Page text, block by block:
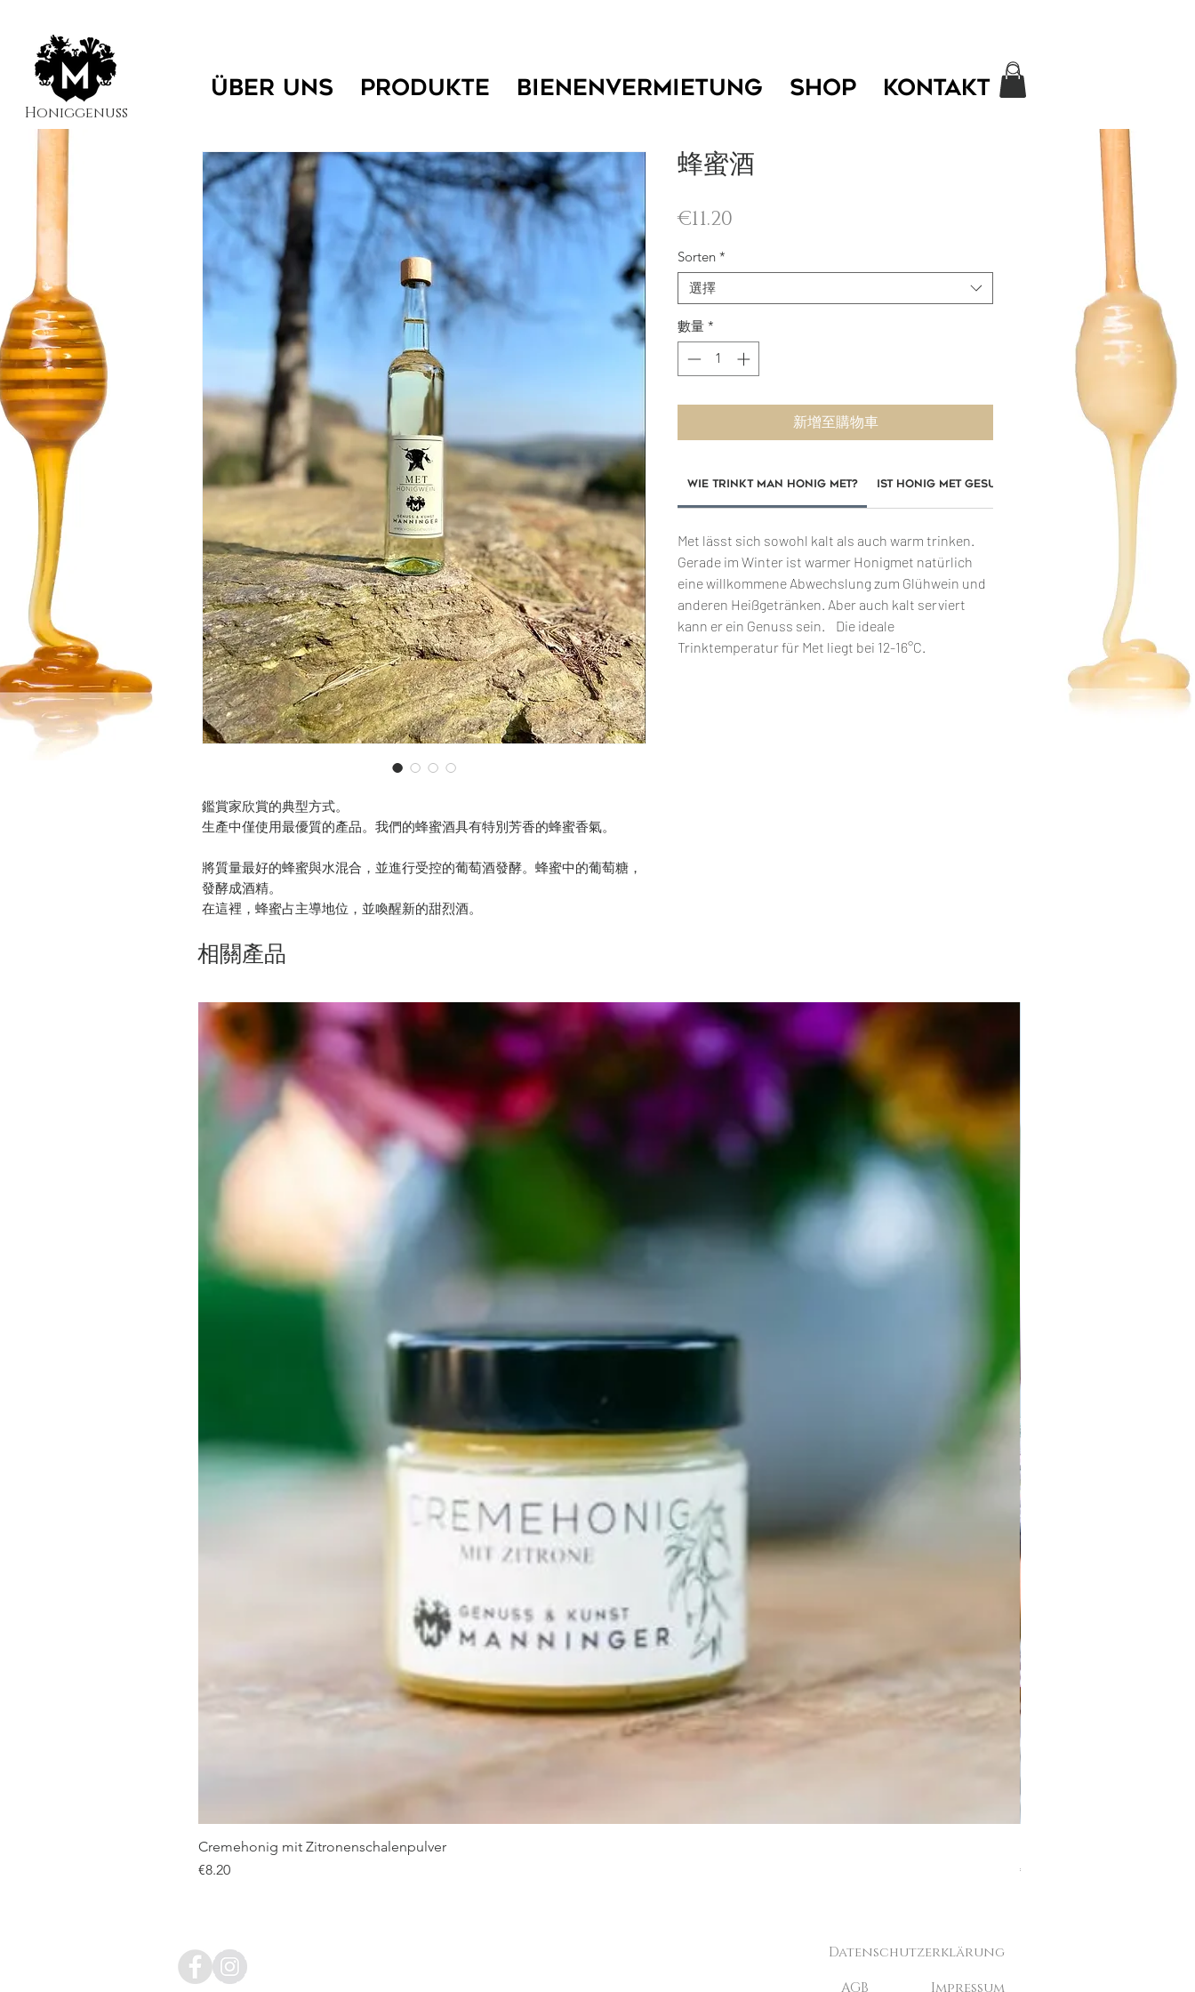
Honiggenuss
ÜBER UNS PRODUKTE BIENENVERMIETUNG SHOP KONTAKT
鑑賞家欣賞的典型方式。
生產中僅使用最優質的產品。我們的蜂蜜酒具有特別芳香的蜂蜜香氣。
將質量最好的蜂蜜與水混合，並進行受控的葡萄酒發酵。蜂蜜中的葡萄糖，
發酵成酒精。
在這裡，蜂蜜占主導地位，並喚醒新的甜烈酒。
蜂蜜酒
€11.20
Sorten *
選擇
數量 *
新增至購物車
Wie trinkt man Honig Met? Ist Honig Met gesund?
Met lässt sich sowohl kalt als auch warm trinken.
Gerade im Winter ist warmer Honigmet natürlich
eine willkommene Abwechslung zum Glühwein und
anderen Heißgetränken. Aber auch kalt serviert
kann er ein Genuss sein. Die ideale
Trinktemperatur für Met liegt bei 12-16°C.
相關產品
Cremehonig mit Zitronenschalenpulver
價格
€8.20
價格
€60.00
Datenschutzerklärung
AGB
Impressum